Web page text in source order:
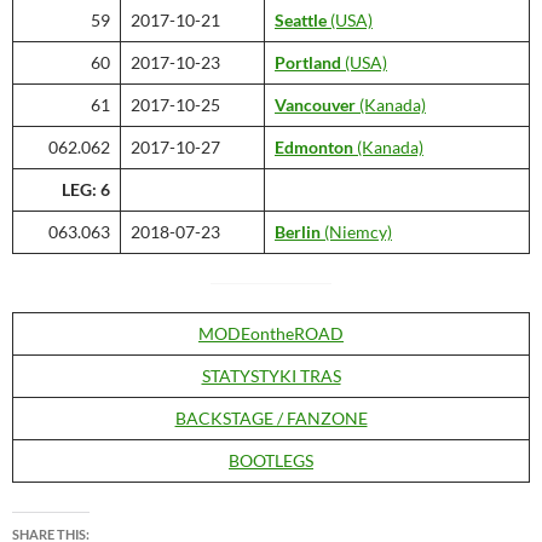
59 2017-10-21 Seattle (USA)
60 2017-10-23 Portland (USA)
61 2017-10-25 Vancouver (Kanada)
062.062 2017-10-27 Edmonton (Kanada)
LEG: 6
063.063 2018-07-23 Berlin (Niemcy)
MODEontheROAD
STATYSTYKI TRAS
BACKSTAGE / FANZONE
BOOTLEGS
SHARE THIS: